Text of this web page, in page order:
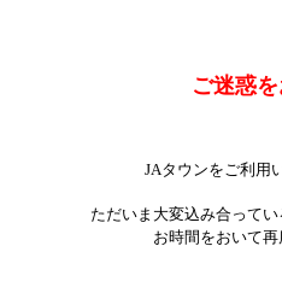
ご迷惑
JAタウンをご利用
ただいま大変込み合って
お時間をおいて